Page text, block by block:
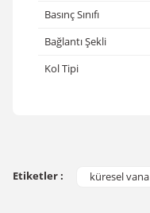
Basınç Sınıfı
Bağlantı Şekli
Kol Tipi
Etiketler : küresel vana